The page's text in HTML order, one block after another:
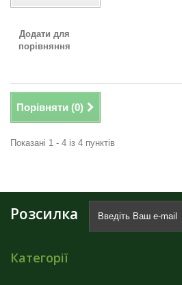
Додати для
порівняння
Порівняти (0)
Показані 1 - 4 із 4 пунктів
Розсилка
Категорії